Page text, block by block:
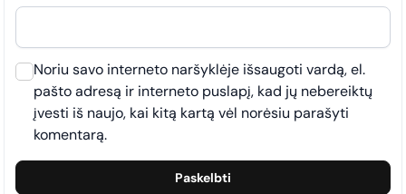
Noriu savo interneto naršyklėje išsaugoti vardą, el.
pašto adresą ir interneto puslapį, kad jų nebereiktų
įvesti iš naujo, kai kitą kartą vėl norėsiu parašyti
komentarą.